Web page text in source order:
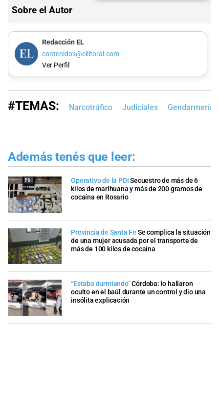
Sobre el Autor
Redacción EL
contenidos@ellitoral.com
Ver Perfil
#TEMAS: Narcotráfico Judiciales Gendarmería
Además tenés que leer:
Operativo de la PDISecuestro de más de 6
kilos de marihuana y más de 200 gramos de
cocaína en Rosario
Provincia de Santa Fe Se complica la situación
de una mujer acusada por el transporte de
más de 100 kilos de cocaína
“Estaba durmiendo”Córdoba: lo hallaron
oculto en el baúl durante un control y dio una
insólita explicación